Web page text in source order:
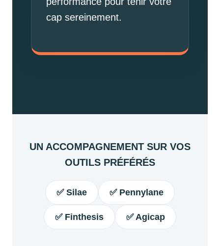
cap sereinement.
UN ACCOMPAGNEMENT SUR VOS
OUTILS PRÉFÉRÉS
✅ Silae ✅ Pennylane
✅ Finthesis ✅ Agicap